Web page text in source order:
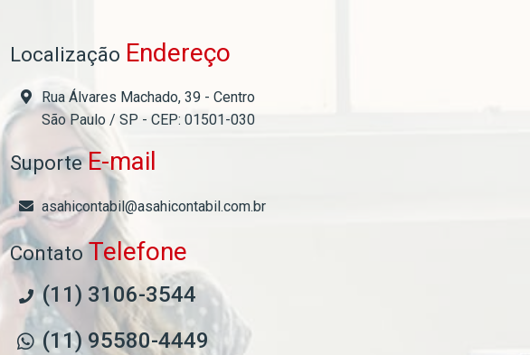
Localização Endereço
Rua Álvares Machado, 39 - Centro
São Paulo / SP - CEP: 01501-030
SuporteE-mail
asahicontabil@asahicontabil.com.br
Contato Telefone
(11) 3106-3544
(11) 95580-4449